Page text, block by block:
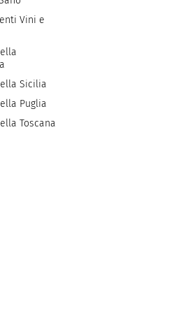
Vini e
Sicilia
Puglia
Toscana